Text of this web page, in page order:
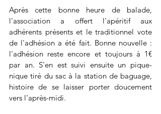
Après cette bonne heure de balade,
l'association a offert l'apéritif aux
adhérents présents et le traditionnel vote
de l'adhésion a été fait. Bonne nouvelle :
l'adhésion reste encore et toujours à 1€
par an. S'en est suivi ensuite un pique-
nique tiré du sac à la station de baguage,
histoire de se laisser porter doucement
vers l'après-midi.